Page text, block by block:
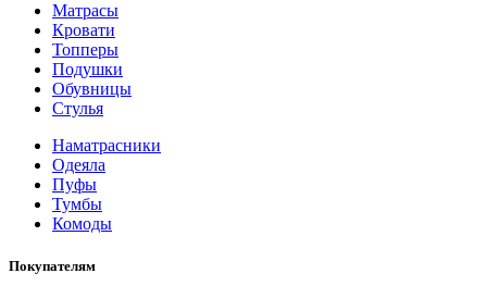
Матрасы
Кровати
Топперы
Подушки
Обувницы
Стулья
Наматрасники
Одеяла
Пуфы
Тумбы
Комоды
Покупателям